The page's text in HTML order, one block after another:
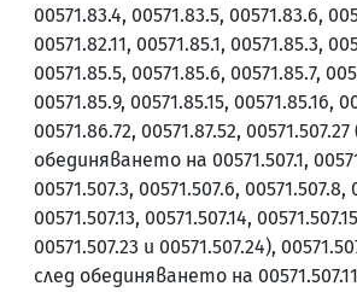
00571.83.4, 00571.83.5, 00571.83.6,
00571.82.11, 00571.85.1, 00571.85.3,
00571.85.5, 00571.85.6, 00571.85.7,
00571.85.9, 00571.85.15, 00571.85.16,
00571.86.72, 00571.87.52,
обединяването на 00571.507.1,
00571.507.3, 00571.507.6, 00571.507.8,
00571.507.13, 00571.507.14,
00571.507.23 и 00571.507.24),
след обединяването на 00571.507.11